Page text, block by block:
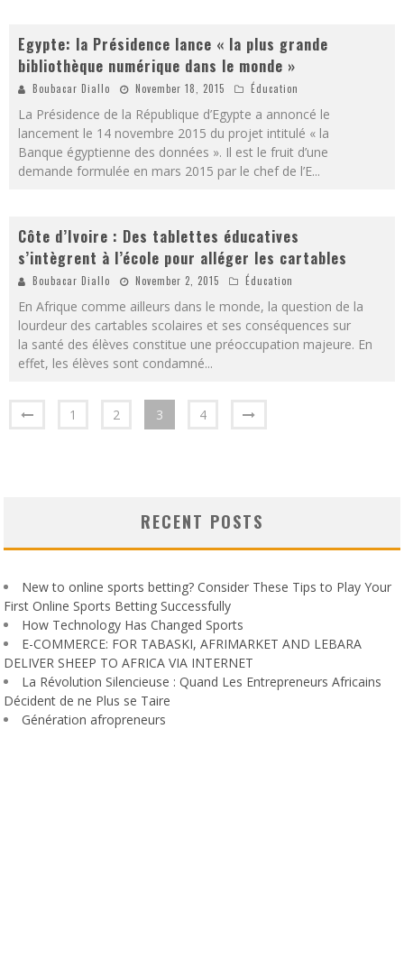
Egypte: la Présidence lance « la plus grande
bibliothèque numérique dans le monde »
Boubacar Diallo November 18, 2015 Éducation
La Présidence de la République d’Egypte a annoncé le
lancement le 14 novembre 2015 du projet intitulé « la
Banque égyptienne des données ». Il est le fruit d’une
demande formulée en mars 2015 par le chef de l’E...
Côte d’Ivoire : Des tablettes éducatives
s’intègrent à l’école pour alléger les cartables
Boubacar Diallo November 2, 2015 Éducation
En Afrique comme ailleurs dans le monde, la question de la
lourdeur des cartables scolaires et ses conséquences sur
la santé des élèves constitue une préoccupation majeure. En
effet, les élèves sont condamné...
1 2 3 4
RECENT POSTS
New to online sports betting? Consider These Tips to Play Your
First Online Sports Betting Successfully
How Technology Has Changed Sports
E-COMMERCE: FOR TABASKI, AFRIMARKET AND LEBARA
DELIVER SHEEP TO AFRICA VIA INTERNET
La Révolution Silencieuse : Quand Les Entrepreneurs Africains
Décident de ne Plus se Taire
Génération afropreneurs